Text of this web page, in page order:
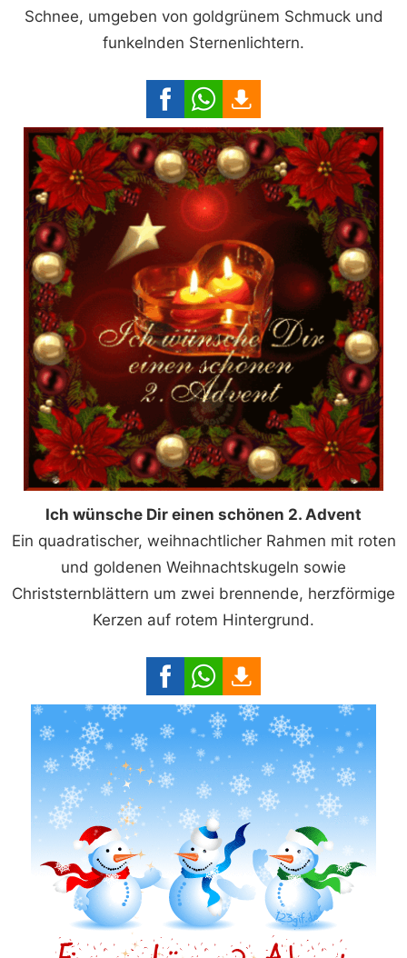
Schnee, umgeben von goldgrünem Schmuck und
funkelnden Sternenlichtern.
Ich wünsche Dir einen schönen 2. Advent
Ein quadratischer, weihnachtlicher Rahmen mit roten
und goldenen Weihnachtskugeln sowie
Christsternblättern um zwei brennende, herzförmige
Kerzen auf rotem Hintergrund.